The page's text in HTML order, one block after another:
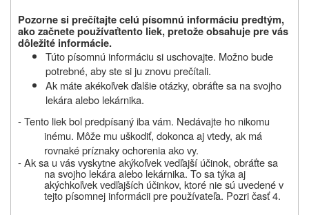
Pozorne si prečítajte celú písomnú informáciu predtým,
ako začnete používaťtento liek, pretože obsahuje pre vás
dôležité informácie.
Túto písomnú informáciu si uschovajte. Možno bude
potrebné, aby ste si ju znovu prečítali.
Ak máte akékoľvek ďalšie otázky, obráťte sa na svojho
lekára alebo lekárnika.
- Tento liek bol predpísaný iba vám. Nedávajte ho nikomu
inému. Môže mu uškodiť, dokonca aj vtedy, ak má
rovnaké príznaky ochorenia ako vy.
- Ak sa u vás vyskytne akýkoľvek vedľajší účinok, obráťte sa
na svojho lekára alebo lekárnika. To sa týka aj
akýchkoľvek vedľajších účinkov, ktoré nie sú uvedené v
tejto písomnej informácii pre používateľa. Pozri časť 4.